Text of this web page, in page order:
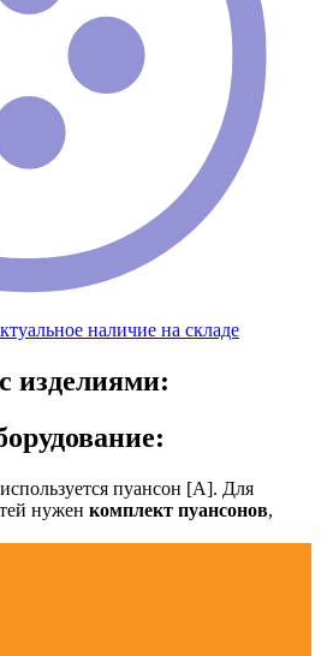
наличие на складе
изделиями:
пуансон [А]. Для
нужен комплект пуансонов,